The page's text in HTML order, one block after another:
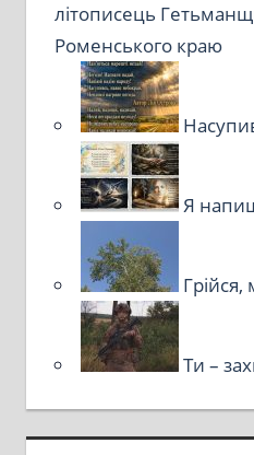
літописець
Роменського краю
Я
Грійся,
Ти –